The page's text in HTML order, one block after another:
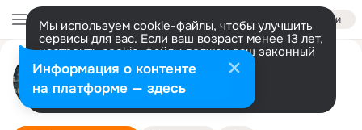
Войти
Мы используем cookie-файлы, чтобы улучшить
сервисы для вас. Если ваш возраст менее 13 лет,
настроить cookie-файлы должен ваш законный
представитель. Больше информации
Разрешить все Настроить
Sergey Belenkiy
New York 21 марта (54 года)
Подробнее
Информация о контенте
на платформе — здесь